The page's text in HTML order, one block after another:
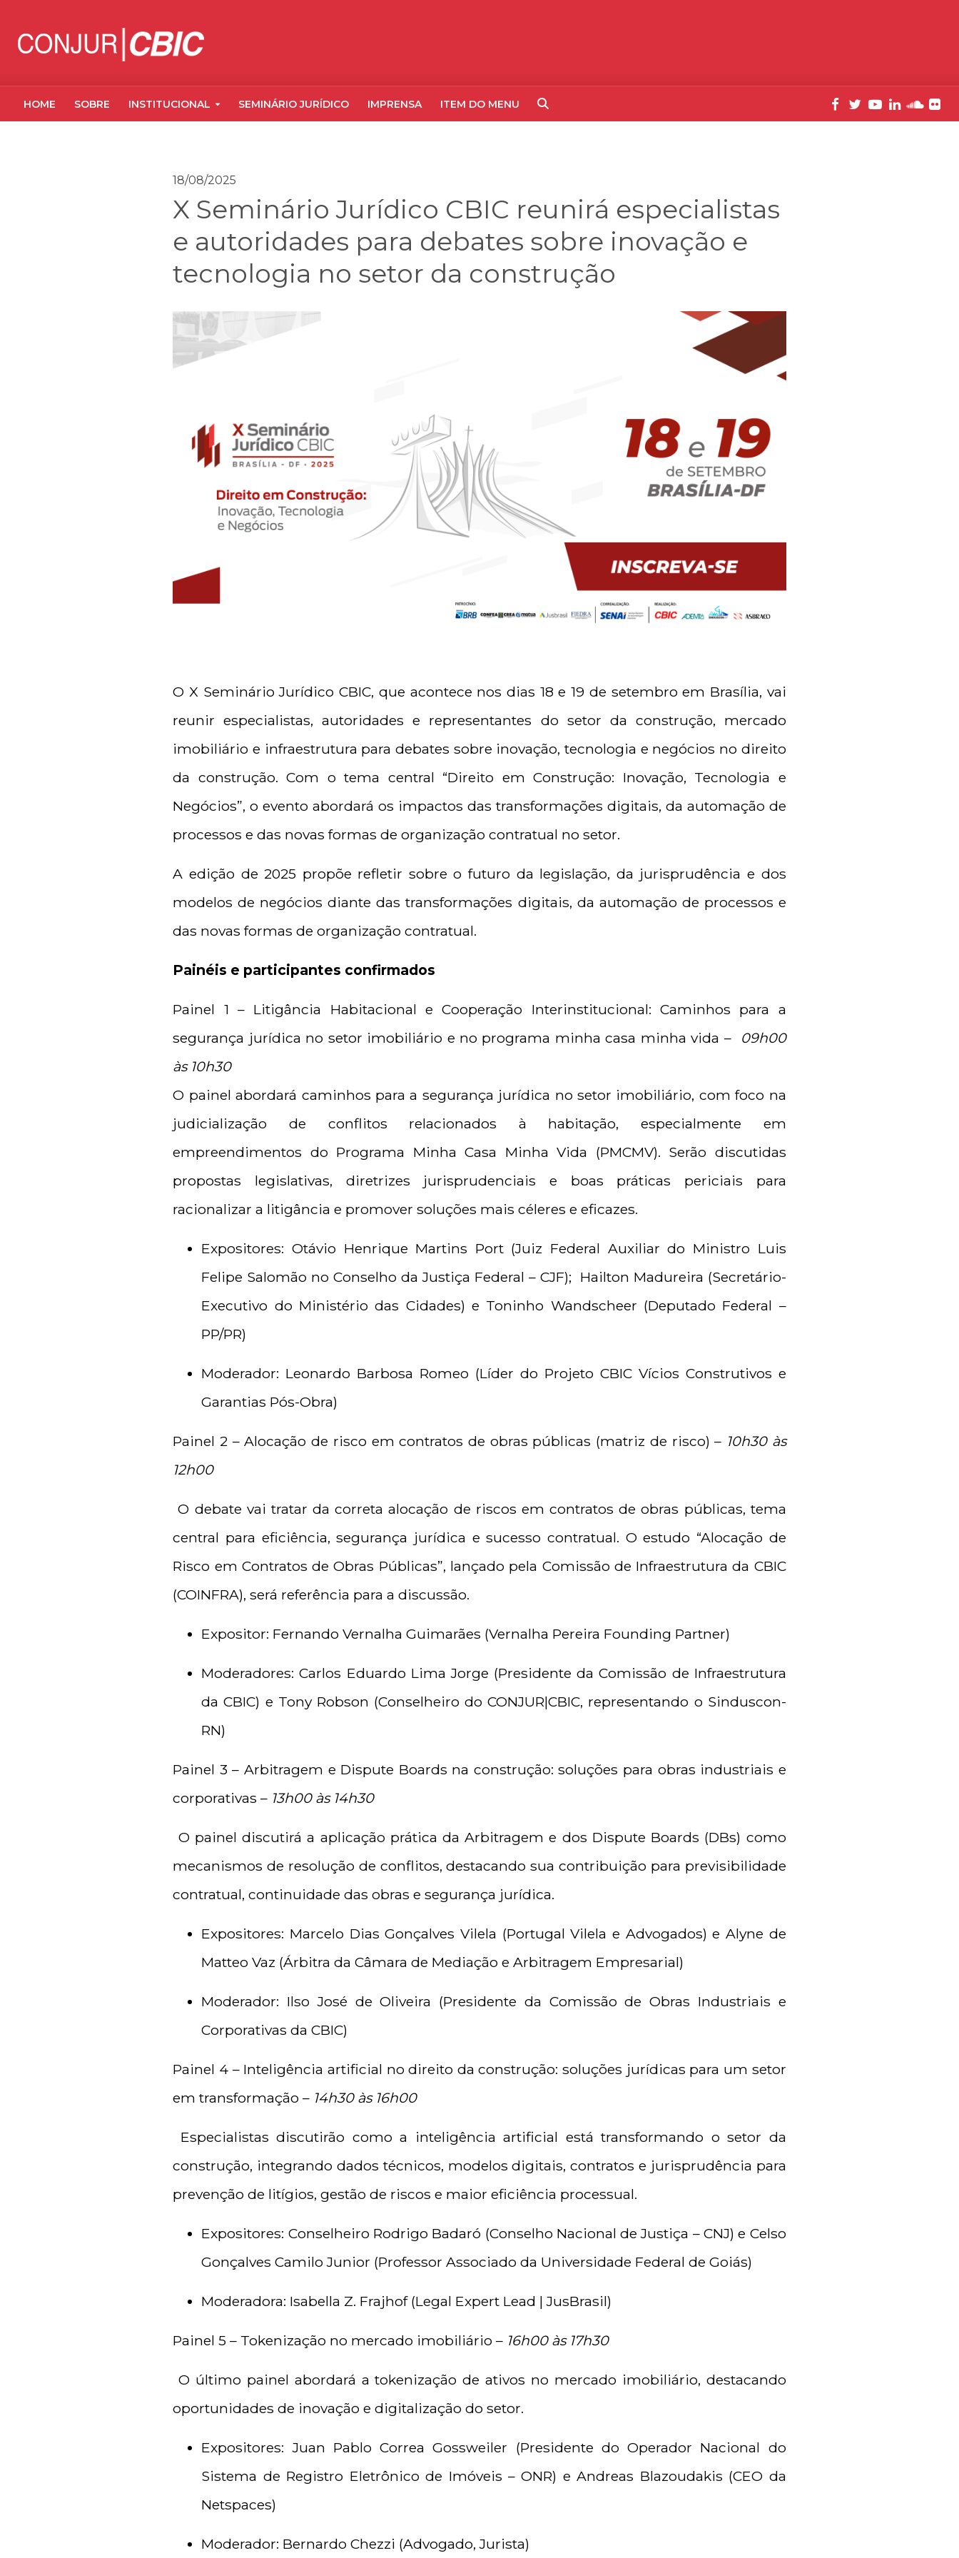
HOME SOBRE INSTITUCIONAL SEMINÁRIO JURÍDICO IMPRENSA ITEM DO MENU
18/08/2025
X Seminário Jurídico CBIC reunirá especialistas
e autoridades para debates sobre inovação e
tecnologia no setor da construção
O X Seminário Jurídico CBIC, que acontece nos dias 18 e 19 de setembro em Brasília, vai
reunir especialistas, autoridades e representantes do setor da construção, mercado
imobiliário e infraestrutura para debates sobre inovação, tecnologia e negócios no direito
da construção. Com o tema central “Direito em Construção: Inovação, Tecnologia e
Negócios”, o evento abordará os impactos das transformações digitais, da automação de
processos e das novas formas de organização contratual no setor.
A edição de 2025 propõe refletir sobre o futuro da legislação, da jurisprudência e dos
modelos de negócios diante das transformações digitais, da automação de processos e
das novas formas de organização contratual.
Painéis e participantes confirmados
Painel 1 – Litigância Habitacional e Cooperação Interinstitucional: Caminhos para a
segurança jurídica no setor imobiliário e no programa minha casa minha vida – 09h00
às 10h30
O painel abordará caminhos para a segurança jurídica no setor imobiliário, com foco na
judicialização de conflitos relacionados à habitação, especialmente em
empreendimentos do Programa Minha Casa Minha Vida (PMCMV). Serão discutidas
propostas legislativas, diretrizes jurisprudenciais e boas práticas periciais para
racionalizar a litigância e promover soluções mais céleres e eficazes.
Expositores: Otávio Henrique Martins Port (Juiz Federal Auxiliar do Ministro Luis
Felipe Salomão no Conselho da Justiça Federal – CJF); Hailton Madureira (Secretário-
Executivo do Ministério das Cidades) e Toninho Wandscheer (Deputado Federal –
PP/PR)
Moderador: Leonardo Barbosa Romeo (Líder do Projeto CBIC Vícios Construtivos e
Garantias Pós-Obra)
Painel 2 – Alocação de risco em contratos de obras públicas (matriz de risco) – 10h30 às
12h00
O debate vai tratar da correta alocação de riscos em contratos de obras públicas, tema
central para eficiência, segurança jurídica e sucesso contratual. O estudo “Alocação de
Risco em Contratos de Obras Públicas”, lançado pela Comissão de Infraestrutura da CBIC
(COINFRA), será referência para a discussão.
Expositor: Fernando Vernalha Guimarães (Vernalha Pereira Founding Partner)
Moderadores: Carlos Eduardo Lima Jorge (Presidente da Comissão de Infraestrutura
da CBIC) e Tony Robson (Conselheiro do CONJUR|CBIC, representando o Sinduscon-
RN)
Painel 3 – Arbitragem e Dispute Boards na construção: soluções para obras industriais e
corporativas – 13h00 às 14h30
O painel discutirá a aplicação prática da Arbitragem e dos Dispute Boards (DBs) como
mecanismos de resolução de conflitos, destacando sua contribuição para previsibilidade
contratual, continuidade das obras e segurança jurídica.
Expositores: Marcelo Dias Gonçalves Vilela (Portugal Vilela e Advogados) e Alyne de
Matteo Vaz (Árbitra da Câmara de Mediação e Arbitragem Empresarial)
Moderador: Ilso José de Oliveira (Presidente da Comissão de Obras Industriais e
Corporativas da CBIC)
Painel 4 – Inteligência artificial no direito da construção: soluções jurídicas para um setor
em transformação – 14h30 às 16h00
Especialistas discutirão como a inteligência artificial está transformando o setor da
construção, integrando dados técnicos, modelos digitais, contratos e jurisprudência para
prevenção de litígios, gestão de riscos e maior eficiência processual.
Expositores: Conselheiro Rodrigo Badaró (Conselho Nacional de Justiça – CNJ) e Celso
Gonçalves Camilo Junior (Professor Associado da Universidade Federal de Goiás)
Moderadora: Isabella Z. Frajhof (Legal Expert Lead | JusBrasil)
Painel 5 – Tokenização no mercado imobiliário – 16h00 às 17h30
O último painel abordará a tokenização de ativos no mercado imobiliário, destacando
oportunidades de inovação e digitalização do setor.
Expositores: Juan Pablo Correa Gossweiler (Presidente do Operador Nacional do
Sistema de Registro Eletrônico de Imóveis – ONR) e Andreas Blazoudakis (CEO da
Netspaces)
Moderador: Bernardo Chezzi (Advogado, Jurista)